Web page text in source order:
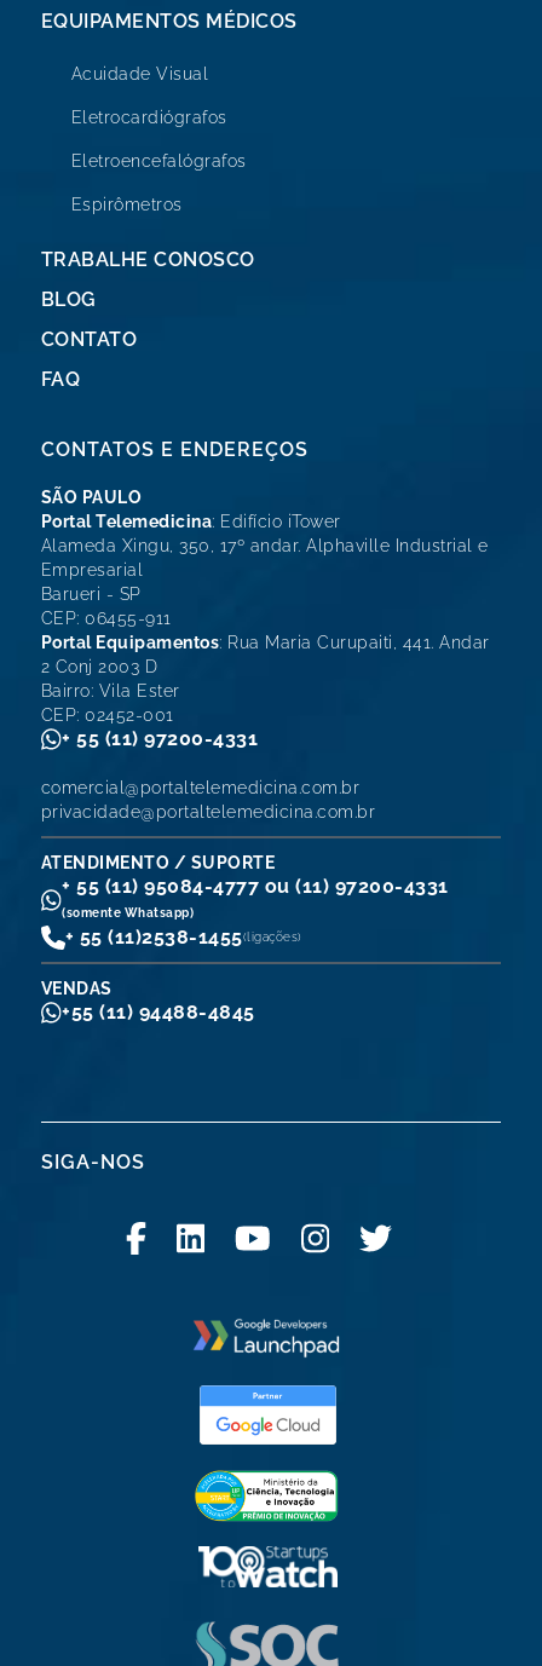
EQUIPAMENTOS MÉDICOS
Acuidade Visual
Eletrocardiógrafos
Eletroencefalógrafos
Espirômetros
TRABALHE CONOSCO
BLOG
CONTATO
FAQ
CONTATOS E ENDEREÇOS
SÃO PAULO
Portal Telemedicina: Edifício iTower
Alameda Xingu, 350, 17º andar. Alphaville Industrial e
Empresarial
Barueri - SP
CEP: 06455-911
Portal Equipamentos: Rua Maria Curupaiti, 441. Andar
2 Conj 2003 D
Bairro: Vila Ester
CEP: 02452-001
+ 55 (11) 97200-4331
comercial@portaltelemedicina.com.br
privacidade@portaltelemedicina.com.br
ATENDIMENTO / SUPORTE
+ 55 (11) 95084-4777 ou (11) 97200-4331
(somente Whatsapp)
+ 55 (11)2538-1455(ligações)
VENDAS
+55 (11) 94488-4845
SIGA-NOS